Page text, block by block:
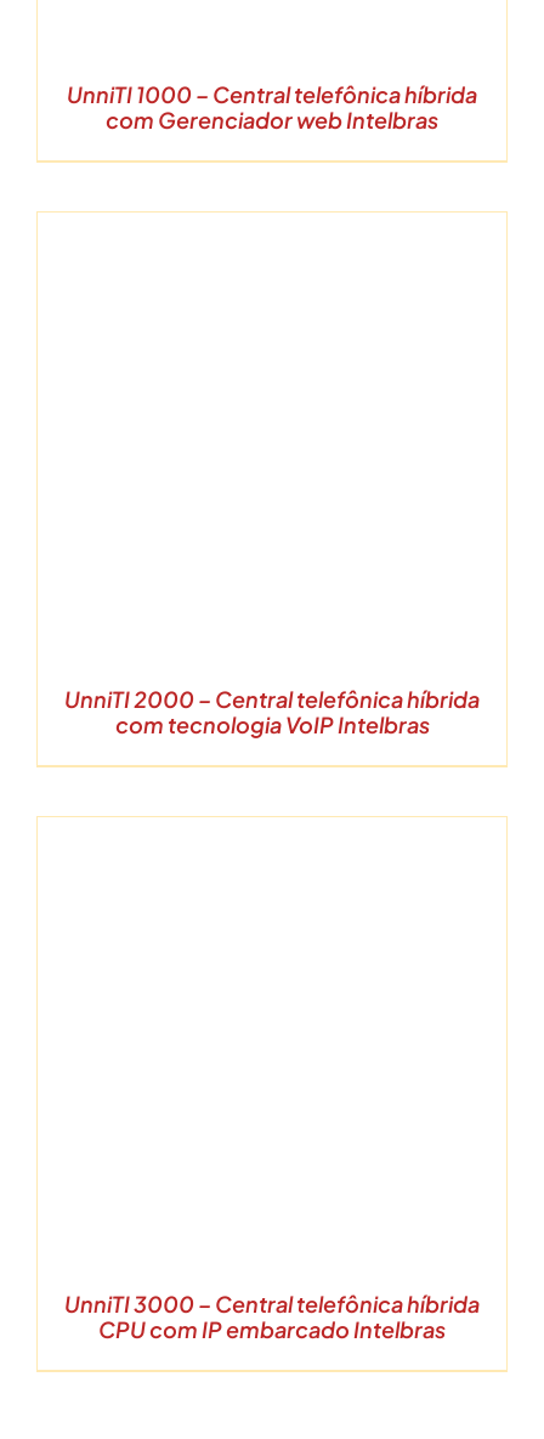
UnniTI 1000 – Central telefônica híbrida
com Gerenciador web Intelbras
UnniTI 2000 – Central telefônica híbrida
com tecnologia VoIP Intelbras
UnniTI 3000 – Central telefônica híbrida
CPU com IP embarcado Intelbras